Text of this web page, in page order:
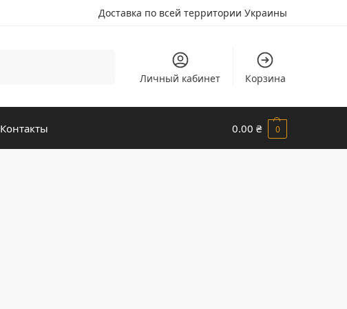
Доставка по всей территории Украины
Личный кабинет Корзина
Контакты 0.00 ₴ 0